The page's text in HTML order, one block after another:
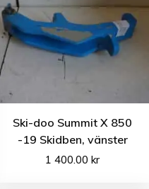
Ski-doo Summit X 850
-19 Skidben, vänster
1 400.00kr